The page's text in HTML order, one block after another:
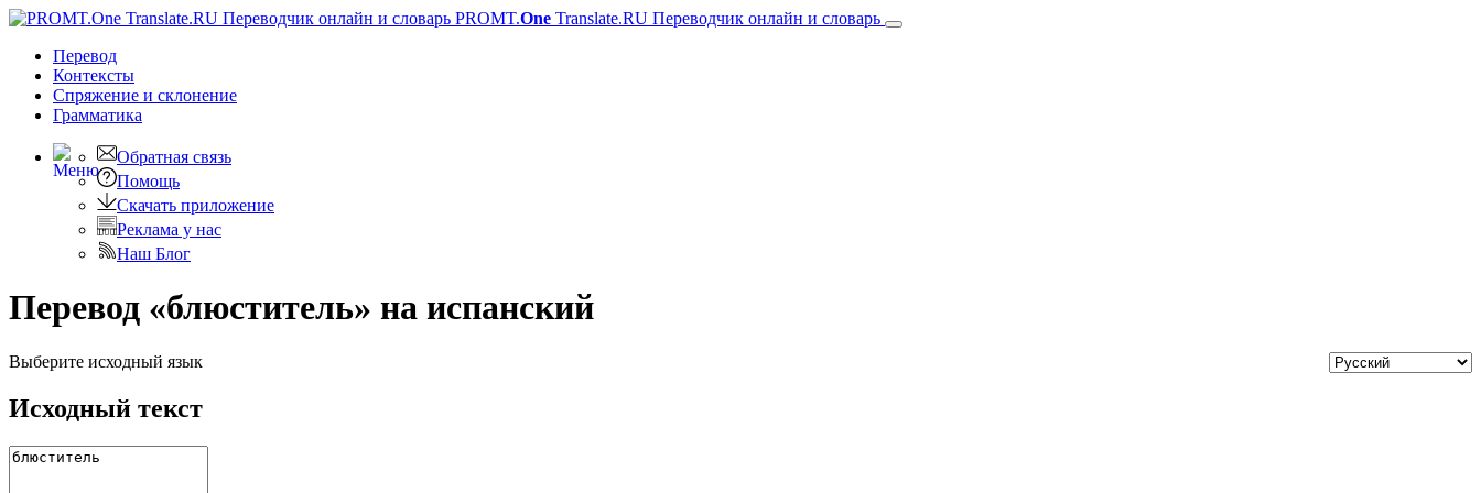
PROMT.One Translate.RU Переводчик онлайн и словарь
Перевод
Контексты
Спряжение и склонение
Грамматика
Обратная связь
Помощь
Скачать приложение
Реклама у нас
Наш Блог
Перевод «блюститель» на испанский
Выберите исходный язык
Исходный текст